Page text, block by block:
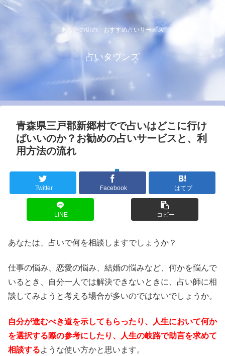
あなたの街の、おすすめ占いサービス
占いタウンズ
青森県三戸郡新郷村でで占いはどこに行け
ばいいのか？お勧めの占いサービスと、利
用方法の流れ
Twitter Facebook はてブ
LINE コピー
あなたは、占いで何を相談しますでしょうか？
仕事の悩み、恋愛の悩み、結婚の悩みなど、何かを悩んで
いるとき、自分一人では解決できないときに、占い師に相
談してみようと考える場合が多いのではないでしょうか。
自分が進むべき道を示してもらったり、人生において何か
を選択する際の参考にしたり、人生の岐路で助言を求めて
相談するような使い方かと思います。